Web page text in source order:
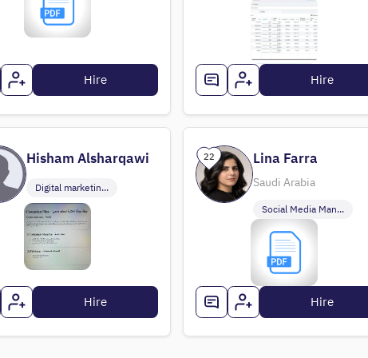
Hire Hire
Hisham Alsharqawi
Digital marketin...
Hire
22 Lina Farra
Saudi Arabia
Social Media Man...
Hire